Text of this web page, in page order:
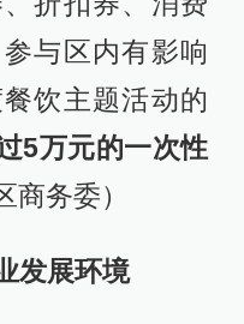
与区内有影响
饮主题活动的
5万元的一次性
务委）
发展环境